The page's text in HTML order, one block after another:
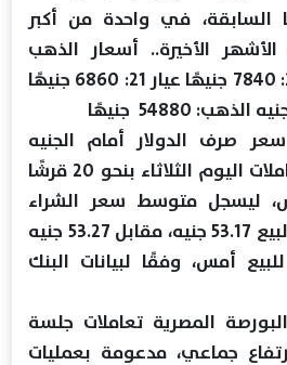
السابقة، في واحدة من أكبر
الأخيرة.. أسعار الذهب
اليوم في مصرعيار 24: 7840 جنيهًا عيار 21: 6860 جنيهًا
صرف الدولار أمام الجنيه
المصري في ختام تعاملات اليوم الثلاثاء بنحو 20 قرشًا
ليسجل متوسط سعر الشراء
53.07 جنيه ومتوسط البيع 53.17 جنيه، مقابل 53.27 جنيه
جنيه للبيع أمس، وفقًا لبيانات البنك
المصرية تعاملات جلسة
جماعي، مدعومة بعمليات